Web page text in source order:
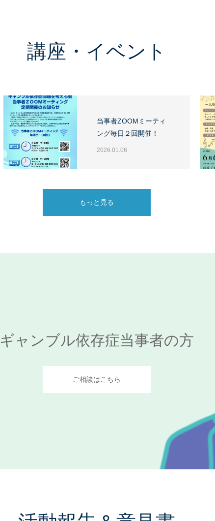
講座・イベント
当事者ZOOMミーティ
ング毎日２回開催！
2026.01.06
もっと見る
ギャンブル依存症当事者の方
ご相談はこちら